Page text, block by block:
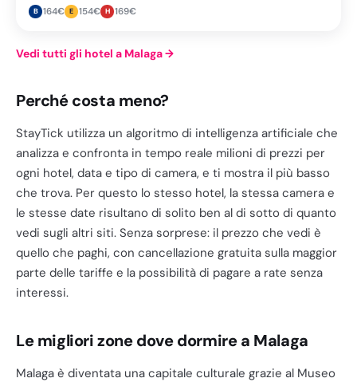
B 164€ E 154€ H 169€
Vedi tutti gli hotel a Malaga→
Perché costa meno?
StayTick utilizza un algoritmo di intelligenza artificiale che
analizza e confronta in tempo reale milioni di prezzi per
ogni hotel, data e tipo di camera, e ti mostra il più basso
che trova. Per questo lo stesso hotel, la stessa camera e
le stesse date risultano di solito ben al di sotto di quanto
vedi sugli altri siti. Senza sorprese: il prezzo che vedi è
quello che paghi, con cancellazione gratuita sulla maggior
parte delle tariffe e la possibilità di pagare a rate senza
interessi.
Le migliori zone dove dormire a Malaga
Malaga è diventata una capitale culturale grazie al Museo